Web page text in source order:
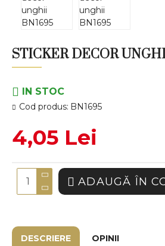
STICKER DECOR
IN STOC
Cod produs: BN1695
4,05 Lei
ADAUGĂ ÎN
DESCRIERE OPINII